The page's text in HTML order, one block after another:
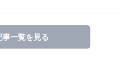
事一覧を見る